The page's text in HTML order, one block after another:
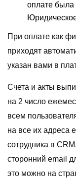
оплате была
При оплате как
приходят
указан вами в
Счета и акты
на 2 число
всем
на все их адреса
сотрудника в
сторонний email
это можно на